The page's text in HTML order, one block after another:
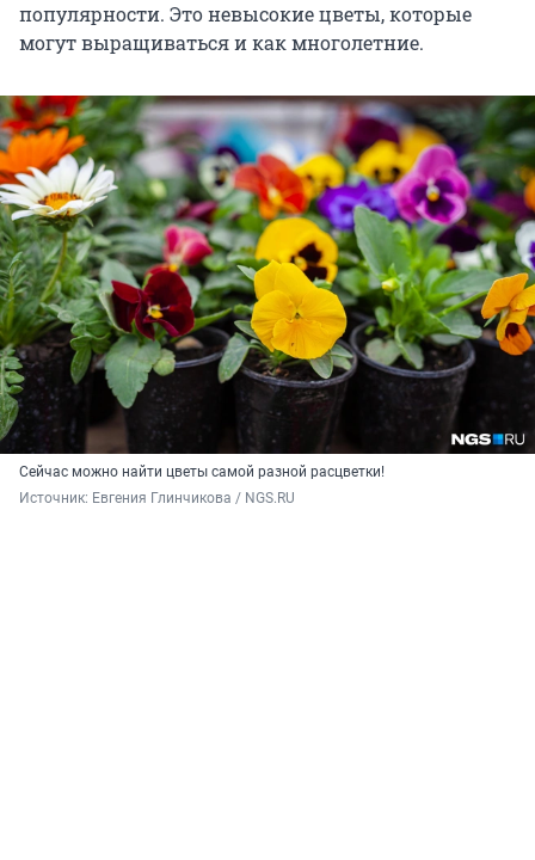
популярности. Это невысокие цветы, которые
могут выращиваться и как многолетние.
Сейчас можно найти цветы самой разной расцветки!
Источник: Евгения Глинчикова / NGS.RU